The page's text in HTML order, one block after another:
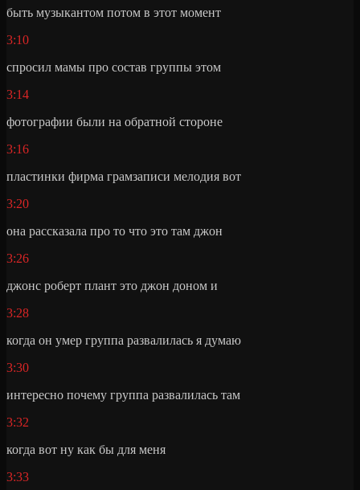
быть музыкантом потом в этот момент
3:10
спросил мамы про состав группы этом
3:14
фотографии были на обратной стороне
3:16
пластинки фирма грамзаписи мелодия вот
3:20
она рассказала про то что это там джон
3:26
джонс роберт плант это джон доном и
3:28
когда он умер группа развалилась я думаю
3:30
интересно почему группа развалилась там
3:32
когда вот ну как бы для меня
3:33